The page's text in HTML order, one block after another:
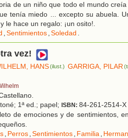
de un niño que todo el mundo
tenía miedo ... excepto su abuela.
le hace un regalo: ¡un osito!.
,Sentimientos,Soledad .
vez!
HANS(ilust.) GARRIGA, PILAR
1ª ed.; papel; ISBN: 84-261-2514-X
de emociones y de sentimientos,
, Perros,Sentimientos, Familia,